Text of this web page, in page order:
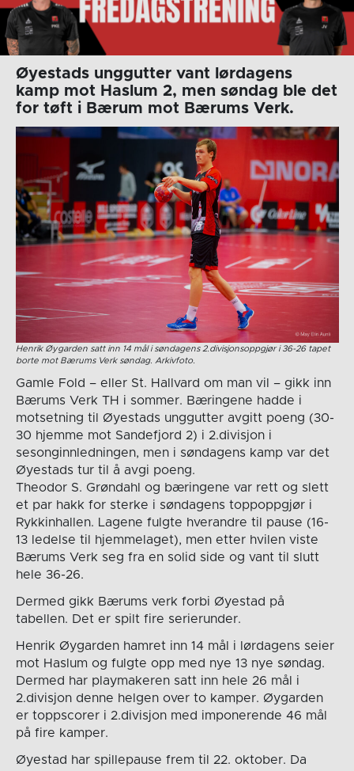
Øyestads unggutter vant lørdagens
kamp mot Haslum 2, men søndag ble det
for tøft i Bærum mot Bærums Verk.
Henrik Øygarden satt inn 14 mål i søndagens 2.divisjonsoppgjør i 36-26 tapet
borte mot Bærums Verk søndag. Arkivfoto.
Gamle Fold – eller St. Hallvard om man vil – gikk inn
Bærums Verk TH i sommer. Bæringene hadde i
motsetning til Øyestads unggutter avgitt poeng (30-
30 hjemme mot Sandefjord 2) i 2.divisjon i
sesonginnledningen, men i søndagens kamp var det
Øyestads tur til å avgi poeng.
Theodor S. Grøndahl og bæringene var rett og slett
et par hakk for sterke i søndagens toppoppgjør i
Rykkinhallen. Lagene fulgte hverandre til pause (16-
13 ledelse til hjemmelaget), men etter hvilen viste
Bærums Verk seg fra en solid side og vant til slutt
hele 36-26.
Dermed gikk Bærums verk forbi Øyestad på
tabellen. Det er spilt fire serierunder.
Henrik Øygarden hamret inn 14 mål i lørdagens seier
mot Haslum og fulgte opp med nye 13 nye søndag.
Dermed har playmakeren satt inn hele 26 mål i
2.divisjon denne helgen over to kamper. Øygarden
er toppscorer i 2.divisjon med imponerende 46 mål
på fire kamper.
Øyestad har spillepause frem til 22. oktober. Da